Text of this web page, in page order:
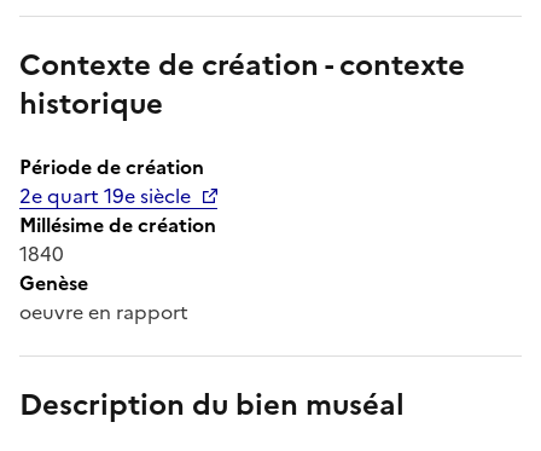
Contexte de création - contexte
historique
Période de création
2e quart 19e siècle
Millésime de création
1840
Genèse
oeuvre en rapport
Description du bien muséal